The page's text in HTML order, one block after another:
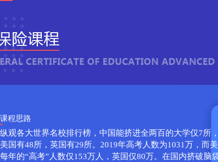
课程思路
纵观各大世界名校排行榜，中国能挤进全两百的大学仅7所
美国有48所，英国有29所。2019年高考人数为1031万，而
每年的“高考”人数仅153万人，英国仅80万。在国内挤破脑